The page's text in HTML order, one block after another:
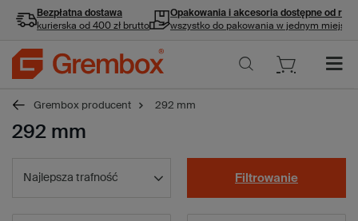
Bezpłatna dostawa
kurierska od 400 zł brutto
Opakowania i akcesoria dostępne od ręki
wszystko do pakowania w jednym miejscu
Grembox producent 292 mm
292 mm
Najlepsza trafność Filtrowanie